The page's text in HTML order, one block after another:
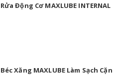
Động Cơ MAXLUBE INTERNAL
Xăng MAXLUBE Làm Sạch Cặn